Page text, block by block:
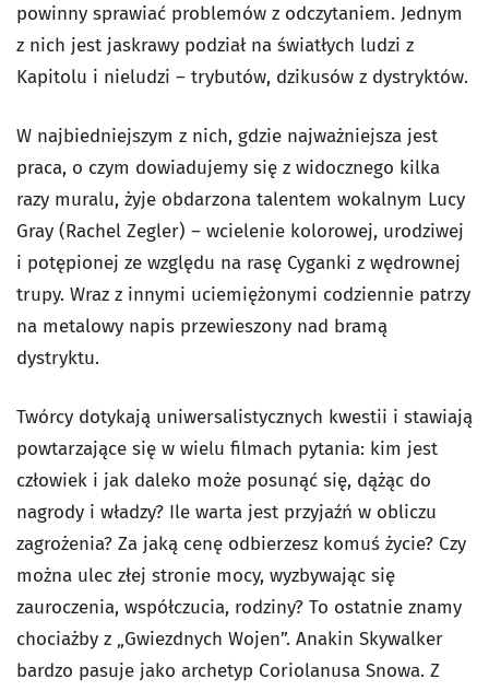
powinny sprawiać problemów z odczytaniem. Jednym
z nich jest jaskrawy podział na światłych ludzi z
Kapitolu i nieludzi – trybutów, dzikusów z dystryktów.
W najbiedniejszym z nich, gdzie najważniejsza jest
praca, o czym dowiadujemy się z widocznego kilka
razy muralu, żyje obdarzona talentem wokalnym Lucy
Gray (Rachel Zegler) – wcielenie kolorowej, urodziwej
i potępionej ze względu na rasę Cyganki z wędrownej
trupy. Wraz z innymi uciemiężonymi codziennie patrzy
na metalowy napis przewieszony nad bramą
dystryktu.
Twórcy dotykają uniwersalistycznych kwestii i stawiają
powtarzające się w wielu filmach pytania: kim jest
człowiek i jak daleko może posunąć się, dążąc do
nagrody i władzy? Ile warta jest przyjaźń w obliczu
zagrożenia? Za jaką cenę odbierzesz komuś życie? Czy
można ulec złej stronie mocy, wyzbywając się
zauroczenia, współczucia, rodziny? To ostatnie znamy
chociażby z „Gwiezdnych Wojen”. Anakin Skywalker
bardzo pasuje jako archetyp Coriolanusa Snowa. Z